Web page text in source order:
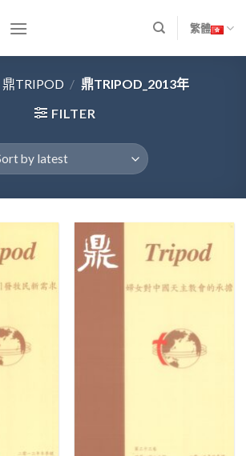
繁體
鼎TRIPOD / 鼎TRIPOD_2013年
FILTER